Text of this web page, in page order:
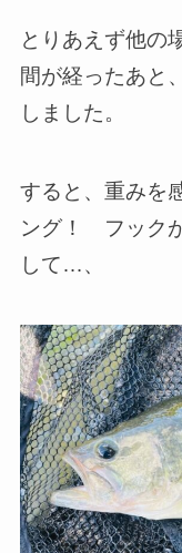
とりあえず他の
間が経ったあと
しました。
すると、重みを
ング！ フック
して…、